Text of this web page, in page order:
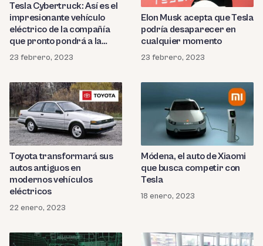
Tesla Cybertruck: Así es el
impresionante vehículo
eléctrico de la compañía
que pronto pondrá a la
venta
23 febrero, 2023
Elon Musk acepta que Tesla
podría desaparecer en
cualquier momento
23 febrero, 2023
Toyota transformará sus
autos antiguos en
modernos vehículos
eléctricos
22 enero, 2023
Módena, el auto de Xiaomi
que busca competir con
Tesla
18 enero, 2023